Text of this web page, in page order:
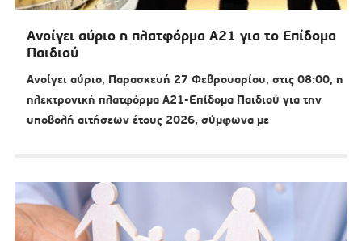
Ανοίγει αύριο η πλατφόρμα Α21 για το Επίδομα
Παιδιού
Ανοίγει αύριο, Παρασκευή 27 Φεβρουαρίου, στις 08:00, η
ηλεκτρονική πλατφόρμα Α21-Επίδομα Παιδιού για την
υποβολή αιτήσεων έτους 2026, σύμφωνα με